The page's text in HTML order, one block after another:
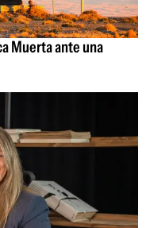
Muerta ante una